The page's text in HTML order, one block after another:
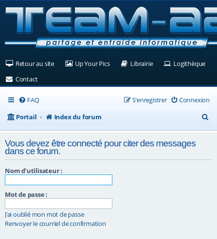
Retour au site(Ouvre un nouvel onglet)
Up Your Pics(Ouvre un nouvel onglet)
Librairie(Ouvre un nouvel
Logithèque
Contact(Ouvre un nouvel onglet)
FAQ Connexion
S’enregistrer
Portail
Index du forum
e
h
Vous devez être connecté pour citer des messages
dans ce forum.
Nom d’utilisateur :
Mot de passe :
J’ai oublié mon mot de passe
Renvoyer le courriel de confirmation